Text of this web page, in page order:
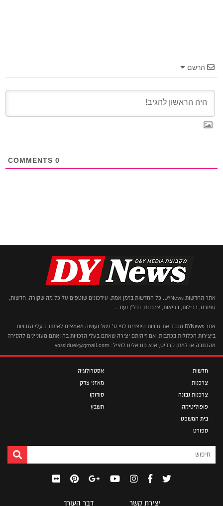
הרשם
0
אתר החדשות DYNews. כל החדשות בזמן אמת. עידכונים שוטפים על כל מה שקורה. חדשות,
ספורט, רכילות, בריאות, צרכנות, נדל"ן ועוד...
אתר DYNews מכבד את זכויות היוצרים לפי ס' 27א' ועושה מאמצים לאיתור בעלי הזכויות
ביצירות הכלולות בכתבות. אם זיהיתם יצירה שאתם בעלי הזכויות בה ואתם מעוניינים להסירה
מהכתבה או למתן קרדיט, אנא פנו אלינו למייל: yossiduek@gmail.com
חדשות
צרכנות
צרכנות נבונה
פופוליטיקה
בית המשפט
ספורט
אסטרולוגיה
מאזני צדק
סודוקו
תשבץ
יצירת קשר דבר העורך